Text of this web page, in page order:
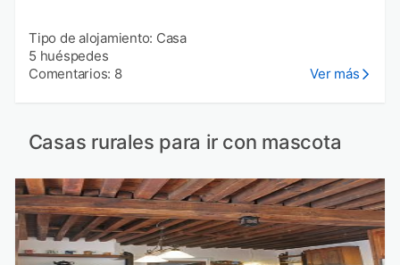
Tipo de alojamiento: Casa
5 huéspedes
Comentarios: 8
Ver más
Casas rurales para ir con mascota